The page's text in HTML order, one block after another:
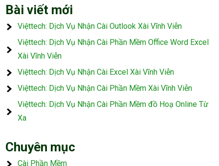
Bài viết mới
Việttech: Dịch Vụ Nhận Cài Outlook Xài Vĩnh Viễn
Việttech: Dịch Vụ Nhận Cài Phần Mềm Office Word Excel
Xài Vĩnh Viễn
Việttech: Dịch Vụ Nhận Cài Excel Xài Vĩnh Viễn
Việttech: Dịch Vụ Nhận Cài Phần Mềm Xài Vĩnh Viễn
Việttech: Dịch Vụ Nhận Cài Phần Mềm đồ Hoạ Online Từ
Xa
Chuyên mục
Cài Phần Mềm